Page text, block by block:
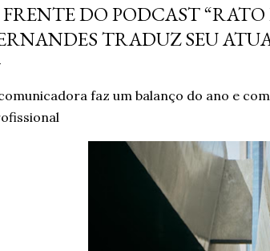
DO PODCAST “RATO
TRADUZ SEU
faz um balanço do ano e